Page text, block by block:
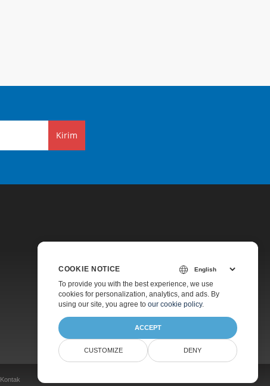
Kirim
Harga
Dukungan Berbayar
Tentang
Kontak
COOKIE NOTICE
To provide you with the best experience, we use
cookies for personalization, analytics, and ads. By
using our site, you agree to our cookie policy.
ACCEPT
CUSTOMIZE DENY